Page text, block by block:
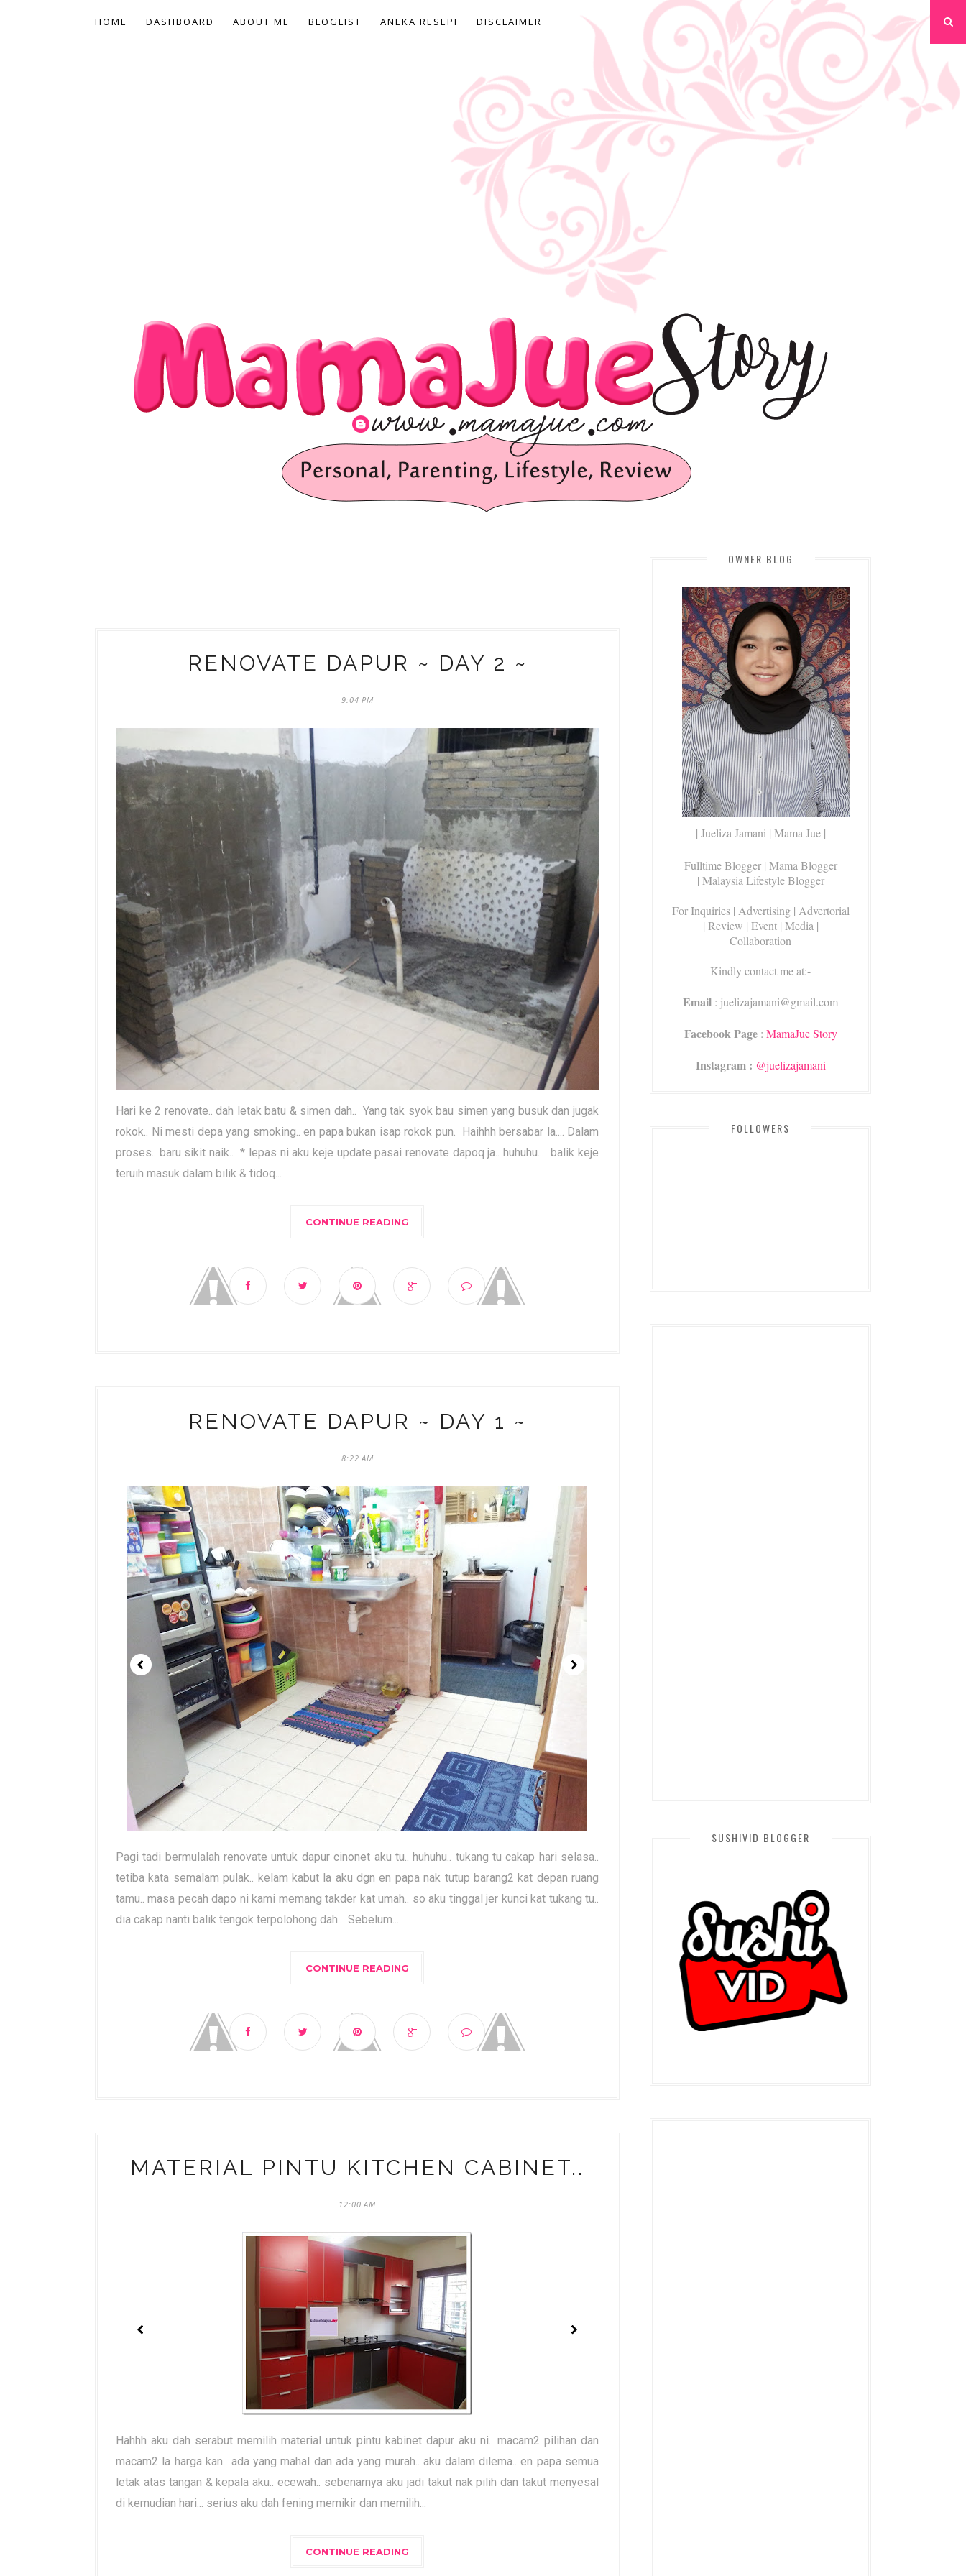
HOME DASHBOARD ABOUT ME BLOGLIST ANEKA RESEPI DISCLAIMER
RENOVATE DAPUR ~ DAY 2 ~
9:04 PM
Hari ke 2 renovate.. dah letak batu & simen dah.. Yang tak syok bau simen yang busuk dan jugak
rokok.. Ni mesti depa yang smoking.. en papa bukan isap rokok pun. Haihhh bersabar la.... Dalam
proses.. baru sikit naik.. * lepas ni aku keje update pasai renovate dapoq ja.. huhuhu... balik keje
teruih masuk dalam bilik & tidoq...
CONTINUE READING
RENOVATE DAPUR ~ DAY 1 ~
8:22 AM
Pagi tadi bermulalah renovate untuk dapur cinonet aku tu.. huhuhu.. tukang tu cakap hari selasa..
tetiba kata semalam pulak.. kelam kabut la aku dgn en papa nak tutup barang2 kat depan ruang
tamu.. masa pecah dapo ni kami memang takder kat umah.. so aku tinggal jer kunci kat tukang tu..
dia cakap nanti balik tengok terpolohong dah.. Sebelum...
CONTINUE READING
MATERIAL PINTU KITCHEN CABINET..
12:00 AM
Hahhh aku dah serabut memilih material untuk pintu kabinet dapur aku ni.. macam2 pilihan dan
macam2 la harga kan.. ada yang mahal dan ada yang murah.. aku dalam dilema.. en papa semua
letak atas tangan & kepala aku.. ecewah.. sebenarnya aku jadi takut nak pilih dan takut menyesal
di kemudian hari... serius aku dah fening memikir dan memilih...
CONTINUE READING
OWNER BLOG
| Jueliza Jamani | Mama Jue |
Fulltime Blogger | Mama Blogger
| Malaysia Lifestyle Blogger
For Inquiries | Advertising | Advertorial
| Review | Event | Media |
Collaboration
Kindly contact me at:-
Email : juelizajamani@gmail.com
Facebook Page: MamaJue Story
Instagram : @juelizajamani
FOLLOWERS
SUSHIVID BLOGGER